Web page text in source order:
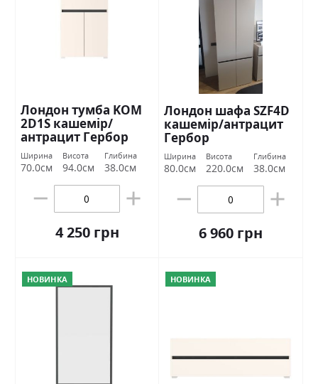
Лондон тумба KOM
2D1S кашемір/
антрацит Гербор
Ширина
70.0см
Висота
94.0см
Глибина
38.0см
4 250 грн
Лондон шафа SZF4D
кашемір/антрацит
Гербор
Ширина
80.0см
Висота
220.0см
Глибина
38.0см
6 960 грн
НОВИНКА НОВИНКА